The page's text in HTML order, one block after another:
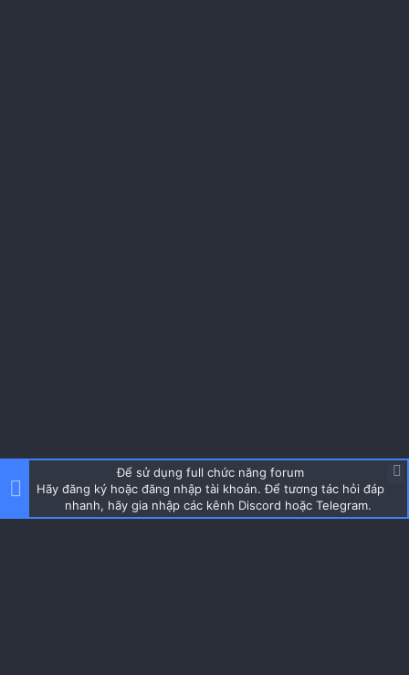
Để sử dụng full chức năng forum
Hãy đăng ký hoặc đăng nhập tài khoản. Để tương tác hỏi đáp
nhanh, hãy gia nhập các kênh Discord hoặc Telegram.